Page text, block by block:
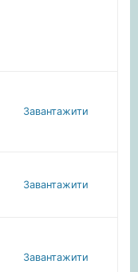
Завантажити
Завантажити
Завантажити